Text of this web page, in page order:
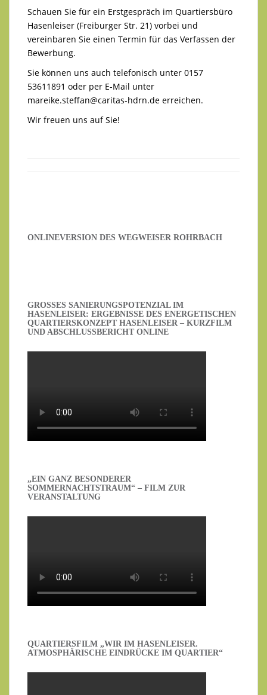
Schauen Sie für ein Erstgespräch im Quartiersbüro
Hasenleiser (Freiburger Str. 21) vorbei und
vereinbaren Sie einen Termin für das Verfassen der
Bewerbung.
Sie können uns auch telefonisch unter 0157
53611891 oder per E-Mail unter
mareike.steffan@caritas-hdrn.de erreichen.
Wir freuen uns auf Sie!
ONLINEVERSION DES WEGWEISER ROHRBACH
GROSSES SANIERUNGSPOTENZIAL IM H
ASENLEISER: ERGEBNISSE DES ENERGETISCHEN Q
UARTIERSKONZEPT HASENLEISER – KURZFILM U
ND ABSCHLUSSBERICHT ONLINE
„EIN GANZ BESONDERER
SOMMERNACHTSTRAUM“ – FILM ZUR
VERANSTALTUNG
QUARTIERSFILM „WIR IM HASENLEISER.
ATMOSPHÄRISCHE EINDRÜCKE IM QUARTIER“